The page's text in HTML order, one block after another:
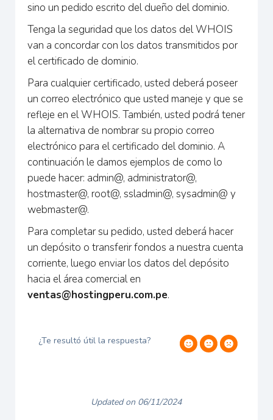
sino un pedido escrito del dueño del dominio.
Tenga la seguridad que los datos del WHOIS
van a concordar con los datos transmitidos por
el certificado de dominio.
Para cualquier certificado, usted deberá poseer
un correo electrónico que usted maneje y que se
refleje en el WHOIS. También, usted podrá tener
la alternativa de nombrar su propio correo
electrónico para el certificado del dominio. A
continuación le damos ejemplos de como lo
puede hacer: admin@, administrator@,
hostmaster@, root@, ssladmin@, sysadmin@ y
webmaster@.
Para completar su pedido, usted deberá hacer
un depósito o transferir fondos a nuestra cuenta
corriente, luego enviar los datos del depósito
hacia el área comercial en
ventas@hostingperu.com.pe.
¿Te resultó útil la respuesta?
Updated on 06/11/2024